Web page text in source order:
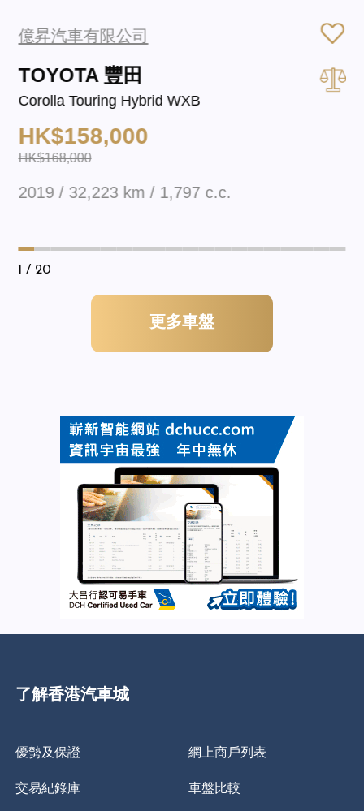
億昇汽車有限公司
TOYOTA 豐田
Corolla Touring Hybrid WXB
HK$158,000
HK$168,000
2019 / 32,223 km / 1,797 c.c.
1 / 20
更多車盤
了解香港汽車城
優勢及保證 網上商戶列表
交易紀錄庫 車盤比較